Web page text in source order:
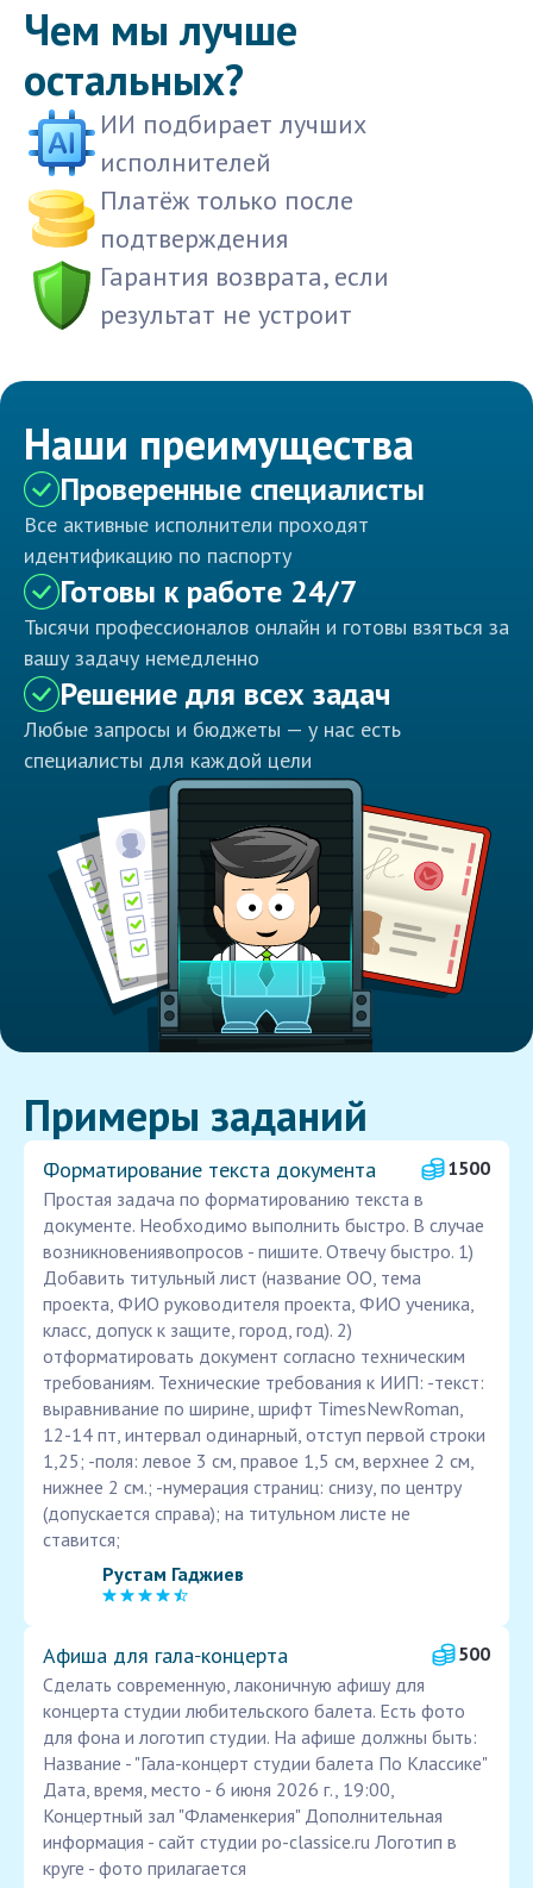
Чем мы лучше
остальных?
ИИ подбирает лучших
исполнителей
Платёж только после
подтверждения
Гарантия возврата, если
результат не устроит
Наши преимущества
Проверенные специалисты
Все активные исполнители проходят
идентификацию по паспорту
Готовы к работе 24/7
Тысячи профессионалов онлайн и готовы взяться за
вашу задачу немедленно
Решение для всех задач
Любые запросы и бюджеты — у нас есть
специалисты для каждой цели
Примеры заданий
Форматирование текста документа
1500
Простая задача по форматированию текста в
документе. Необходимо выполнить быстро. В случае
возникновениявопросов - пишите. Отвечу быстро. 1)
Добавить титульный лист (название ОО, тема
проекта, ФИО руководителя проекта, ФИО ученика,
класс, допуск к защите, город, год). 2)
отформатировать документ согласно техническим
требованиям. Технические требования к ИИП: -текст:
выравнивание по ширине, шрифт TimesNewRoman,
12-14 пт, интервал одинарный, отступ первой строки
1,25; -поля: левое 3 см, правое 1,5 см, верхнее 2 см,
нижнее 2 см.; -нумерация страниц: снизу, по центру
(допускается справа); на титульном листе не
ставится;
Рустам Гаджиев
Афиша для гала‑концерта
500
Сделать современную, лаконичную афишу для
концерта студии любительского балета. Есть фото
для фона и логотип студии. На афише должны быть:
Название - "Гала-концерт студии балета По Классике"
Дата, время, место - 6 июня 2026 г., 19:00,
Концертный зал "Фламенкерия" Дополнительная
информация - сайт студии po-classice.ru Логотип в
круге - фото прилагается